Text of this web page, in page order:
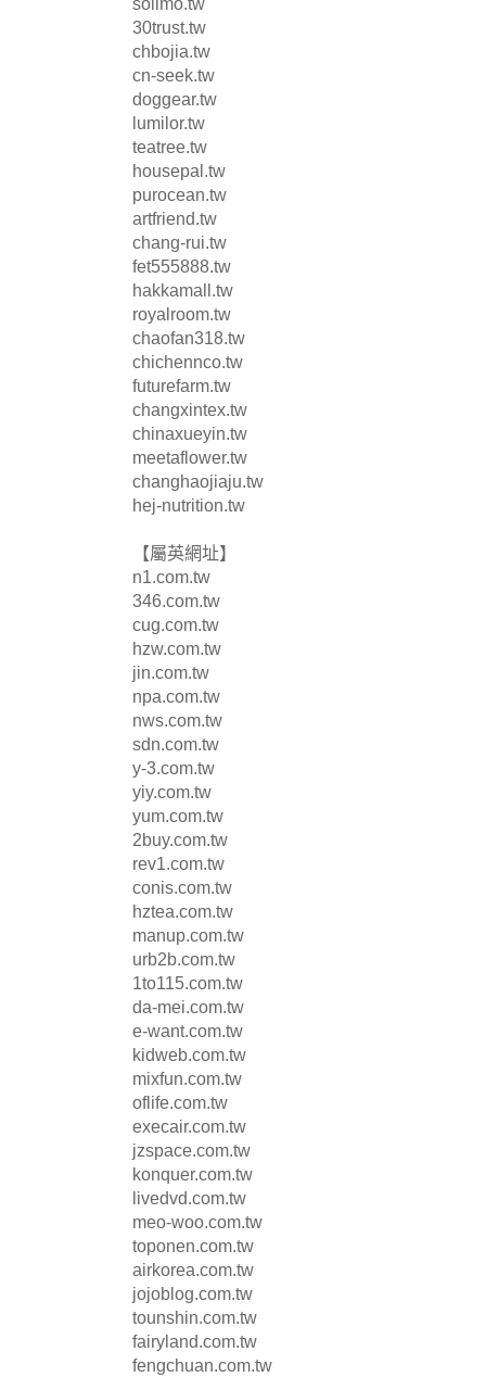
30trust.tw
chbojia.tw
cn-seek.tw
doggear.tw
lumilor.tw
teatree.tw
housepal.tw
purocean.tw
artfriend.tw
chang-rui.tw
fet555888.tw
hakkamall.tw
royalroom.tw
chaofan318.tw
chichennco.tw
futurefarm.tw
changxintex.tw
chinaxueyin.tw
meetaflower.tw
changhaojiaju.tw
hej-nutrition.tw
【屬英網址】
n1.com.tw
346.com.tw
cug.com.tw
hzw.com.tw
jin.com.tw
npa.com.tw
nws.com.tw
sdn.com.tw
y-3.com.tw
yiy.com.tw
yum.com.tw
2buy.com.tw
rev1.com.tw
conis.com.tw
hztea.com.tw
manup.com.tw
urb2b.com.tw
1to115.com.tw
da-mei.com.tw
e-want.com.tw
kidweb.com.tw
mixfun.com.tw
oflife.com.tw
execair.com.tw
jzspace.com.tw
konquer.com.tw
livedvd.com.tw
meo-woo.com.tw
toponen.com.tw
airkorea.com.tw
jojoblog.com.tw
tounshin.com.tw
fairyland.com.tw
fengchuan.com.tw